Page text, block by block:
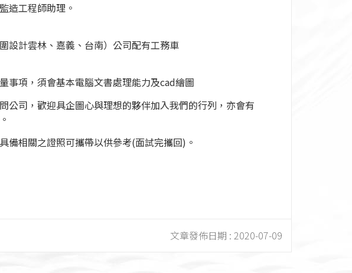
造工程師助理。
設計雲林、嘉義、台南）公司配有工務車
事項，須會基本電腦文書處理能力及cad繪圖
公司，歡迎具企圖心與理想的夥伴加入我們的行列，亦會有
備相關之證照可攜帶以供參考(面試完攜回)。
文章發佈日期 : 2020-07-09